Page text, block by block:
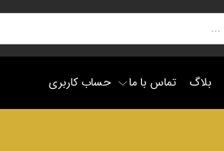
بلاگ تماس با ما حساب کاربری